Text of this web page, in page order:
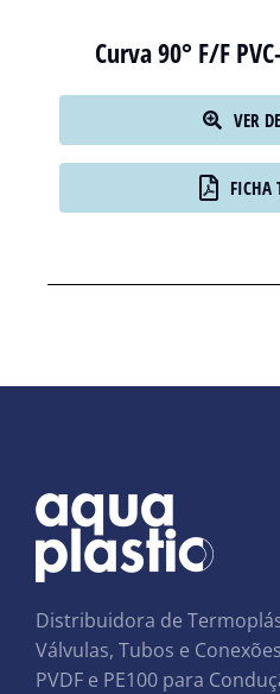
Curva 90° F/F
VER
FICHA
Distribuidora de
Válvulas, Tubos e
PVDF e PE100 para